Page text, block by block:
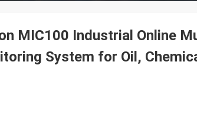
MIC100 Industrial Online
System for Oil,